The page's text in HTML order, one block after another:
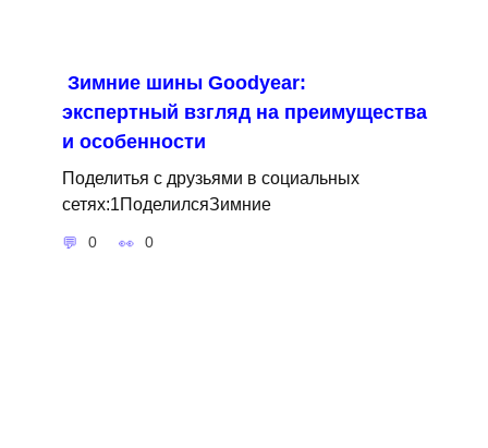
Зимние шины Goodyear:
экспертный взгляд на преимущества
и особенности
Поделитья с друзьями в социальных
сетях:1ПоделилсяЗимние
0 0